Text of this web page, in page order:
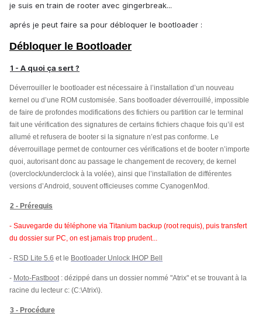
je suis en train de rooter avec gingerbreak...
aprés je peut faire sa pour débloquer le bootloader :
Débloquer le Bootloader
1 - A quoi ça sert ?
Déverrouiller le bootloader est nécessaire à l’installation d’un nouveau
kernel ou d’une ROM customisée. Sans bootloader déverrouillé, impossible
de faire de profondes modifications des fichiers ou partition car le terminal
fait une vérification des signatures de certains fichiers chaque fois qu’il est
allumé et refusera de booter si la signature n’est pas conforme. Le
déverrouillage permet de contourner ces vérifications et de booter n’importe
quoi, autorisant donc au passage le changement de recovery, de kernel
(overclock/underclock à la volée), ainsi que l’installation de différentes
versions d’Android, souvent officieuses comme CyanogenMod.
2 - Prérequis
- Sauvegarde du téléphone via Titanium backup (root requis), puis transfert
du dossier sur PC, on est jamais trop prudent...
- RSD Lite 5.6 et le Bootloader Unlock IHOP Bell
- Moto-Fastboot: dézippé dans un dossier nommé "Atrix" et se trouvant à la
racine du lecteur c: (C:\Atrix\).
3 - Procédure